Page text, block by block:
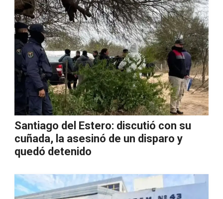
Santiago del Estero: discutió con su
cuñada, la asesinó de un disparo y
quedó detenido